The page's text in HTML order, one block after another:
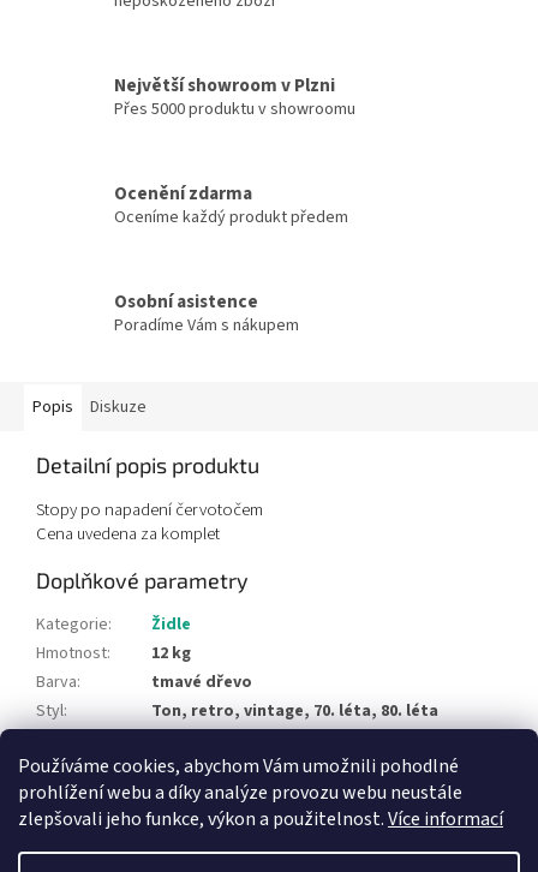
Používáme cookies, abychom Vám umožnili pohodlné
prohlížení webu a díky analýze provozu webu neustále
zlepšovali jeho funkce, výkon a použitelnost.Více informací
Největší showroom v Plzni
Přes 5000 produktu v showroomu
Ocenění zdarma
Oceníme každý produkt předem
Osobní asistence
Poradíme Vám s nákupem
Popis Diskuze
Detailní popis produktu
Stopy po napadení červotočem
Cena uvedena za komplet
Doplňkové parametry
Kategorie:
Židle
Hmotnost:
12 kg
Barva:
tmavé dřevo
Styl:
Ton, retro, vintage, 70. léta, 80. léta
Položka byla vyprodána…